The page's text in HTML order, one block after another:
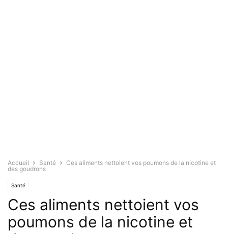
Accueil Santé
Ces aliments nettoient vos poumons de la nicotine et
des goudrons
Santé
Ces aliments nettoient vos
poumons de la nicotine et